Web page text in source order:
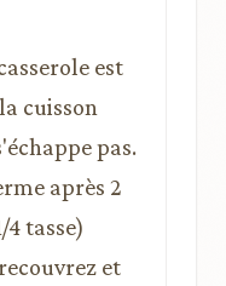
est
cuisson
pas.
après 2
tasse)
et